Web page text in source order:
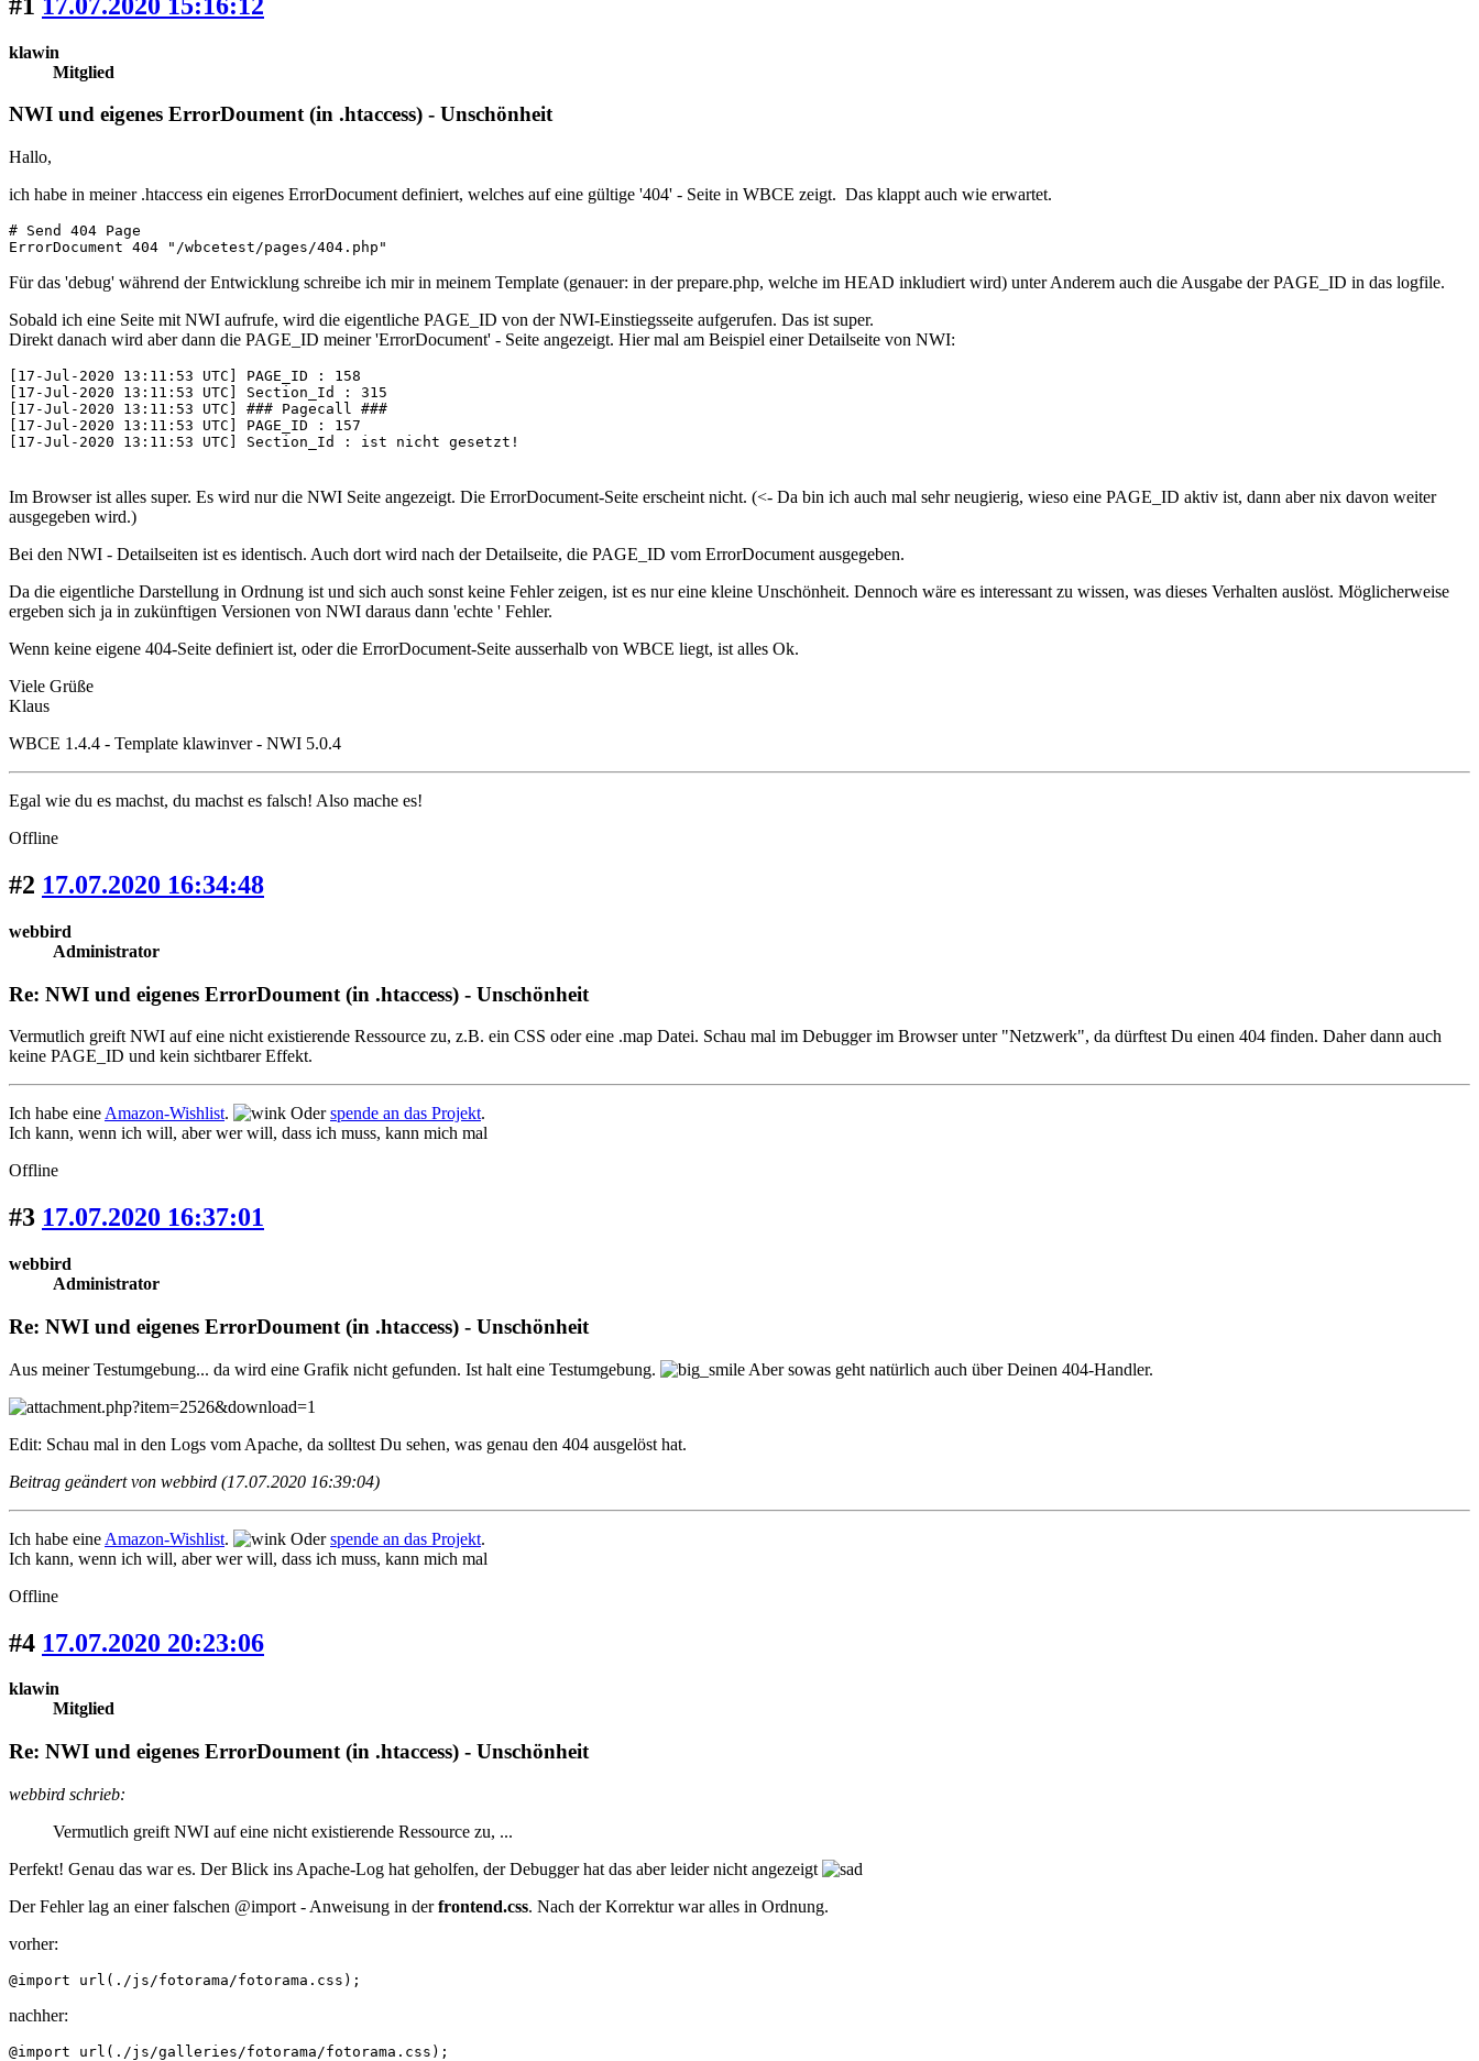
klawin
Mitglied
NWI und eigenes ErrorDoument (in .htaccess) - Unschönheit
Hallo,
ich habe in meiner .htaccess ein eigenes ErrorDocument definiert, welches auf eine gültige '404' - Seite in WBCE zeigt. Das klappt auch wie erwartet.
# Send 404 Page
ErrorDocument 404 "/wbcetest/pages/404.php"
Für das 'debug' während der Entwicklung schreibe ich mir in meinem Template (genauer: in der prepare.php, welche im HEAD inkludiert wird) unter Anderem auch die Ausgabe der PAGE_ID in das logfile.
Sobald ich eine Seite mit NWI aufrufe, wird die eigentliche PAGE_ID von der NWI-Einstiegsseite aufgerufen. Das ist super.
Direkt danach wird aber dann die PAGE_ID meiner 'ErrorDocument' - Seite angezeigt. Hier mal am Beispiel einer Detailseite von NWI:
[17-Jul-2020 13:11:53 UTC] PAGE_ID : 158
[17-Jul-2020 13:11:53 UTC] Section_Id : 315
[17-Jul-2020 13:11:53 UTC] ### Pagecall ###
[17-Jul-2020 13:11:53 UTC] PAGE_ID : 157
[17-Jul-2020 13:11:53 UTC] Section_Id : ist nicht gesetzt!
Im Browser ist alles super. Es wird nur die NWI Seite angezeigt. Die ErrorDocument-Seite erscheint nicht. (<- Da bin ich auch mal sehr neugierig, wieso eine PAGE_ID aktiv ist, dann aber nix davon weiter
ausgegeben wird.)
Bei den NWI - Detailseiten ist es identisch. Auch dort wird nach der Detailseite, die PAGE_ID vom ErrorDocument ausgegeben.
Da die eigentliche Darstellung in Ordnung ist und sich auch sonst keine Fehler zeigen, ist es nur eine kleine Unschönheit. Dennoch wäre es interessant zu wissen, was dieses Verhalten auslöst. Möglicherweise
ergeben sich ja in zukünftigen Versionen von NWI daraus dann 'echte ' Fehler.
Wenn keine eigene 404-Seite definiert ist, oder die ErrorDocument-Seite ausserhalb von WBCE liegt, ist alles Ok.
Viele Grüße
Klaus
WBCE 1.4.4 - Template klawinver - NWI 5.0.4
Egal wie du es machst, du machst es falsch! Also mache es!
Offline
#2 17.07.2020 16:34:48
webbird
Administrator
Re: NWI und eigenes ErrorDoument (in .htaccess) - Unschönheit
Vermutlich greift NWI auf eine nicht existierende Ressource zu, z.B. ein CSS oder eine .map Datei. Schau mal im Debugger im Browser unter "Netzwerk", da dürftest Du einen 404 finden. Daher dann auch
keine PAGE_ID und kein sichtbarer Effekt.
Ich habe eine Amazon-Wishlist. Oderspende an das Projekt.
Ich kann, wenn ich will, aber wer will, dass ich muss, kann mich mal
Offline
#3 17.07.2020 16:37:01
webbird
Administrator
Re: NWI und eigenes ErrorDoument (in .htaccess) - Unschönheit
Aus meiner Testumgebung... da wird eine Grafik nicht gefunden. Ist halt eine Testumgebung. Aber sowas geht natürlich auch über Deinen 404-Handler.
Edit: Schau mal in den Logs vom Apache, da solltest Du sehen, was genau den 404 ausgelöst hat.
Beitrag geändert von webbird (17.07.2020 16:39:04)
Ich habe eine Amazon-Wishlist. Oderspende an das Projekt.
Ich kann, wenn ich will, aber wer will, dass ich muss, kann mich mal
Offline
#4 17.07.2020 20:23:06
klawin
Mitglied
Re: NWI und eigenes ErrorDoument (in .htaccess) - Unschönheit
webbird schrieb:
Vermutlich greift NWI auf eine nicht existierende Ressource zu, ...
Perfekt! Genau das war es. Der Blick ins Apache-Log hat geholfen, der Debugger hat das aber leider nicht angezeigt
Der Fehler lag an einer falschen @import - Anweisung in derfrontend.css. Nach der Korrektur war alles in Ordnung.
vorher:
@import url(./js/fotorama/fotorama.css);
nachher:
@import url(./js/galleries/fotorama/fotorama.css);